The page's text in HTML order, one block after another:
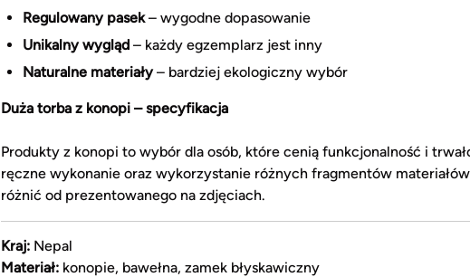
Regulowany pasek– wygodne dopasowanie
Unikalny wygląd – każdy egzemplarz jest inny
Naturalne materiały– bardziej ekologiczny wybór
Duża torba z konopi – specyfikacja
Produkty z konopi to wybór dla osób, które cenią funkcjonalność i
ręczne wykonanie oraz wykorzystanie różnych fragmentów
różnić od prezentowanego na zdjęciach.
Kraj: Nepal
Materiał: konopie, bawełna, zamek błyskawiczny